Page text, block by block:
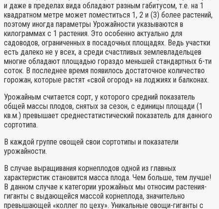
и даже в пределах вида обладают разным габитусом, т.е. на 1
квадратном метре может поместиться 1, 2 и (3) более растений,
поэтому иногда параметры Урожайности указываются в
килограммах с 1 растения. Это особенно актуально для
садоводов, ограниченных в посадочных площадях. Ведь участки
есть далеко не у всех, а среди счастливых землевладельцев
многие обладают площадью гораздо меньшей стандартных 6-ти
соток. В последнее время появилось достаточное количество
горожан, которые растят «свой огород» на лоджиях и балконах.
Урожайным считается сорт, у которого средний показатель
общей массы плодов, снятых за сезон, с единицы площади (1
кв.м.) превышает среднестатистический показатель для данного
сортотипа.
В каждой группе овощей свои сортотипы и показатели
урожайности.
В случае выращивания корнеплодов одной из главных
характеристик становится масса плода. Чем больше, тем лучше!
В данном случае к категории урожайных мы относим растения-
гиганты с выдающейся массой корнеплода, значительно
превышающей «коллег по цеху». Уникальные овощи-гиганты с